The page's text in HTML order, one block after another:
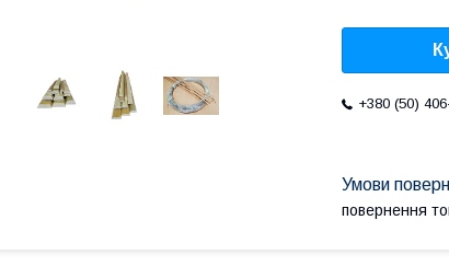
+380 (50)
повернення